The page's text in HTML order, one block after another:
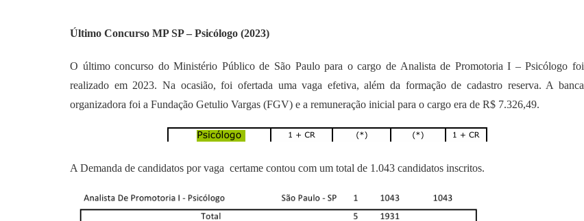
Último Concurso MP SP – Psicólogo (2023)
O último concurso do Ministério Público de São Paulo para o cargo de Analista de Promotoria I – Psicólogo foi
realizado em 2023. Na ocasião, foi ofertada uma vaga efetiva, além da formação de cadastro reserva. A banca
organizadora foi a Fundação Getulio Vargas (FGV) e a remuneração inicial para o cargo era de R$ 7.326,49.
A Demanda de candidatos por vaga certame contou com um total de 1.043 candidatos inscritos.